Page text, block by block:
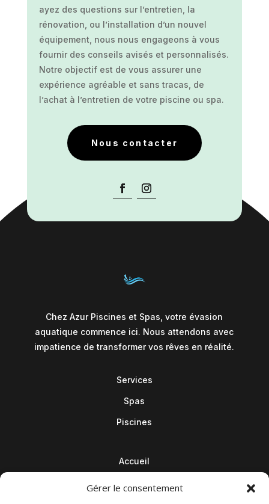
Gérer le consentement
ayez des questions sur l’entretien, la
rénovation, ou l’installation d’un nouvel
équipement, nous nous engageons à vous
fournir des conseils avisés et personnalisés.
Notre objectif est de vous assurer une
expérience agréable et sans tracas, de
l’achat à l’entretien de votre piscine ou spa.
Nous contacter
Chez Azur Piscines et Spas, votre évasion
aquatique commence ici. Nous attendons avec
impatience de transformer vos rêves en réalité.
Services
Spas
Piscines
Accueil